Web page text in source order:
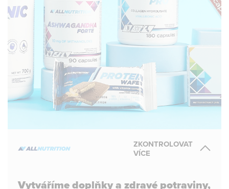
ZKONTROLOVAT
VÍCE
Vytváříme doplňky a zdravé potraviny,